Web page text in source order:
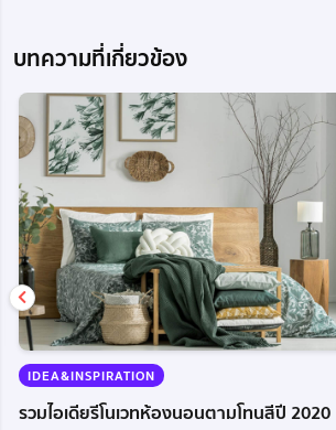
บทความที่เกี่ยวข้อง
IDEA&INSPIRATION
รวมไอเดียรีโนเวทห้องนอนตามโทนสีปี 2020